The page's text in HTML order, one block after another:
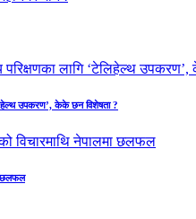
उपकरण’, केके छन विशेषता ?
छलफल